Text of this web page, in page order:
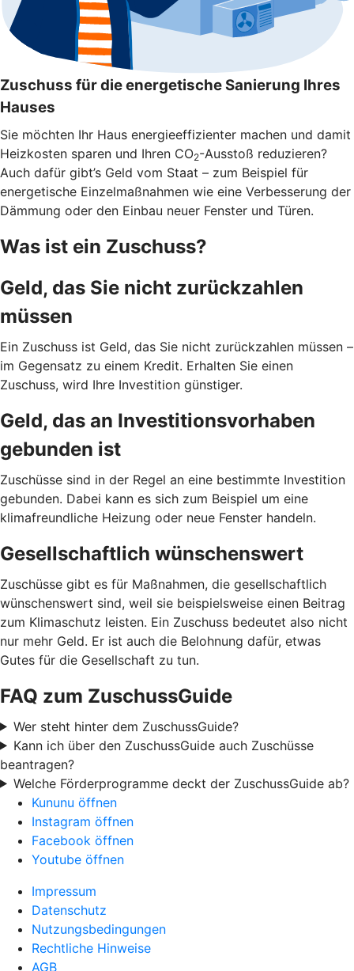
Zuschuss für die energetische Sanierung Ihres
Hauses
Sie möchten Ihr Haus energieeffizienter machen und damit
Heizkosten sparen und Ihren CO2-Ausstoß reduzieren?
Auch dafür gibt’s Geld vom Staat – zum Beispiel für
energetische Einzelmaßnahmen wie eine Verbesserung der
Dämmung oder den Einbau neuer Fenster und Türen.
Was ist ein Zuschuss?
Geld, das Sie nicht zurückzahlen
müssen
Ein Zuschuss ist Geld, das Sie nicht zurückzahlen müssen –
im Gegensatz zu einem Kredit. Erhalten Sie einen
Zuschuss, wird Ihre Investition günstiger.
Geld, das an Investitionsvorhaben
gebunden ist
Zuschüsse sind in der Regel an eine bestimmte Investition
gebunden. Dabei kann es sich zum Beispiel um eine
klimafreundliche Heizung oder neue Fenster handeln.
Gesellschaftlich wünschenswert
Zuschüsse gibt es für Maßnahmen, die gesellschaftlich
wünschenswert sind, weil sie beispielsweise einen Beitrag
zum Klimaschutz leisten. Ein Zuschuss bedeutet also nicht
nur mehr Geld. Er ist auch die Belohnung dafür, etwas
Gutes für die Gesellschaft zu tun.
FAQ zum ZuschussGuide
Wer steht hinter dem ZuschussGuide?
Kann ich über den ZuschussGuide auch Zuschüsse
beantragen?
Welche Förderprogramme deckt der ZuschussGuide ab?
Kununu öffnen
Instagram öffnen
Facebook öffnen
Youtube öffnen
Impressum
Datenschutz
Nutzungsbedingungen
Rechtliche Hinweise
AGB